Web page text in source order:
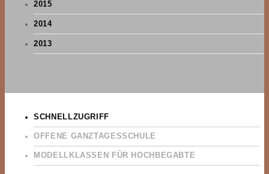
2015
2014
2013
SCHNELLZUGRIFF
OFFENE GANZTAGESSCHULE
MODELLKLASSEN FÜR HOCHBEGABTE